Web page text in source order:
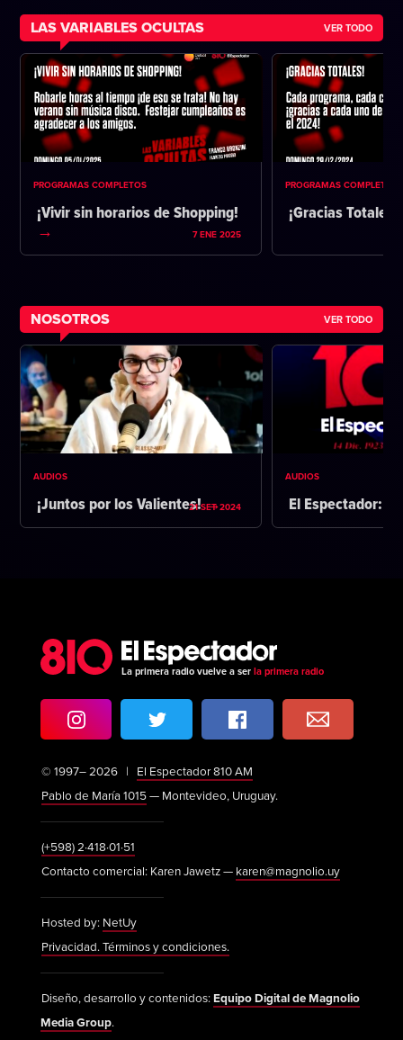
LAS VARIABLES OCULTAS VER TODO
PROGRAMAS COMPLETOS
¡Vivir sin horarios de Shopping!
7 ENE 2025
PROGRAMAS COMPLETOS
¡Gracias
NOSOTROS VER TODO
AUDIOS
¡Juntos por los Valientes!21 SET 2024
AUDIOS
El Espectador:
La primera radio vuelve a ser la primera radio
© 1997– 2026 | El Espectador 810 AM
Pablo de María 1015— Montevideo, Uruguay.
(+598) 2·418·01·51
Contacto comercial: Karen Jawetz — karen@magnolio.uy
Hosted by: NetUy
Privacidad. Términos y condiciones.
Diseño, desarrollo y contenidos:Equipo Digital de Magnolio
Media Group.